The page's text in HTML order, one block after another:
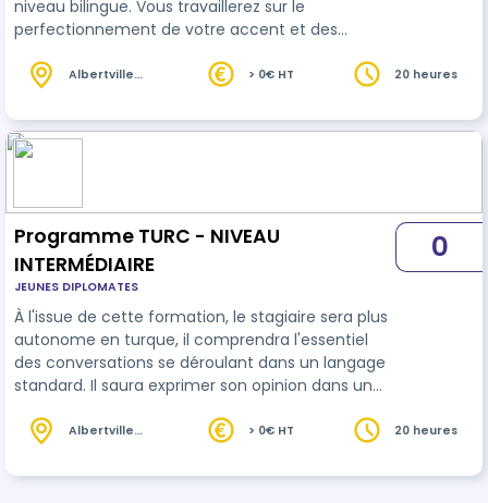
niveau bilingue. Vous travaillerez sur le
perfectionnement de votre accent et des
éventail de synonyme ainsi que les idiomatiques
Albertville
> 0€ HT 20 heures
Programme TURC - NIVEAU
INTERMÉDIAIRE
JEUNES DIPLOMATES
À l'issue de cette formation, le stagiaire sera plus
autonome en turque, il comprendra l'essentiel
des conversations se déroulant dans un langage
standard. Il saura exprimer son opinion dans un
familiers.
0
Albertville
> 0€ HT 20 heures